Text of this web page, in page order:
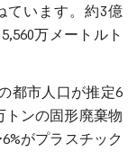
ています。約3億
万メートルト
都市人口が推定6
トンの固形廃棄物
がプラスチック